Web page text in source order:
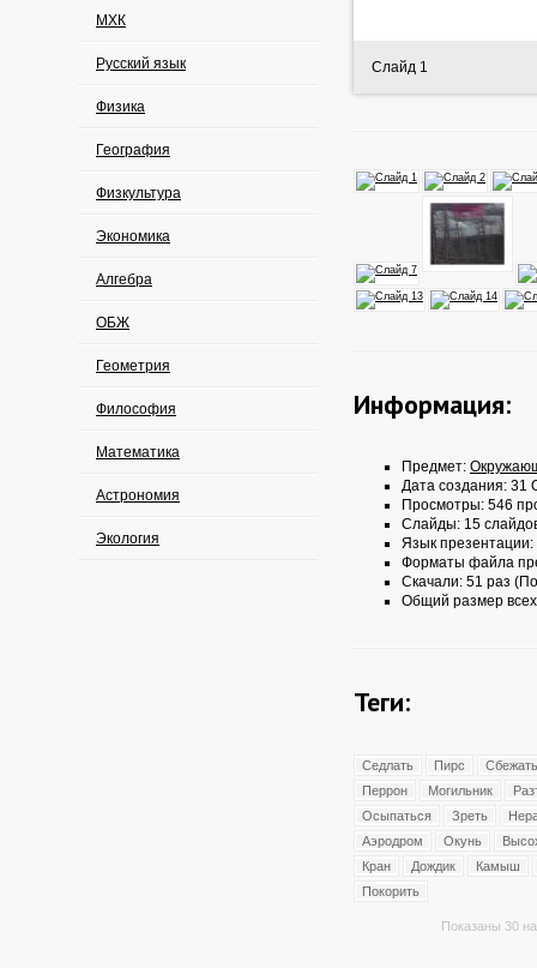
МХК
Русский язык
Физика
География
Физкультура
Экономика
Алгебра
ОБЖ
Геометрия
Философия
Математика
Астрономия
Экология
Слайд 1
Информация:
Предмет:
Дата создания: 31
Просмотры: 546
Слайды: 15
Язык презентации:
Форматы файла
Скачали: 51 раз
Общий размер
Теги:
Седлать Пирс
Перрон
Могильник
Осыпаться
Зреть
Аэродром
Окунь
Кран
Дождик
Камыш
Покорить
Показаны 30